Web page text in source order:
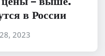
в России
2023